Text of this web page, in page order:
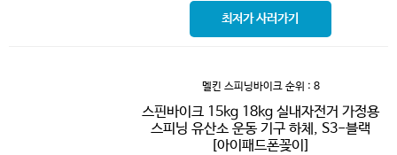
최저가 사러가기
멜킨 스피닝바이크순위 : 8
스핀바이크 15kg 18kg 실내자전거 가정용
스피닝 유산소 운동 기구 하체, S3-블랙
[아이패드폰꽂이]